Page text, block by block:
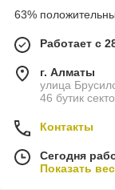
63%
Работает с
г. Алматы
улица
46 бутик
Контакты
Сегодня
Показать